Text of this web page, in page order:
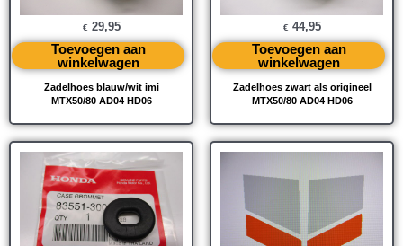
Zadelhoes blauw/wit imi
MTX50/80 AD04 HD06
€ 29,95
Toevoegen aan
winkelwagen
Zadelhoes zwart als origineel
MTX50/80 AD04 HD06
€ 44,95
Toevoegen aan
winkelwagen